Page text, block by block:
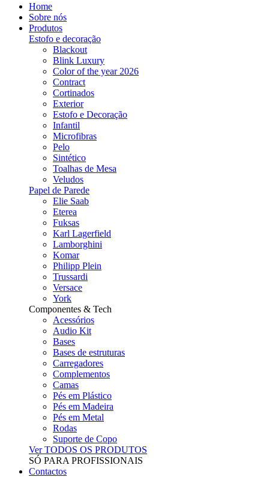
Home
Sobre nós
Produtos
Estofo e decoração
Blackout
Blink Luxury
Color of the year 2026
Contract
Cortinados
Exterior
Estofo e Decoração
Infantil
Microfibras
Pelo
Sintético
Toalhas de Mesa
Veludos
Papel de Parede
Elie Saab
Eterea
Fuksas
Karl Lagerfield
Lamborghini
Komar
Philipp Plein
Trussardi
Versace
York
Componentes & Tech
Acessórios
Audio Kit
Bases
Bases de estruturas
Carregadores
Complementos
Camas
Pés em Plástico
Pés em Madeira
Pés em Metal
Rodas
Suporte de Copo
Ver TODOS OS PRODUTOS
SÓ PARA PROFISSIONAIS
Contactos